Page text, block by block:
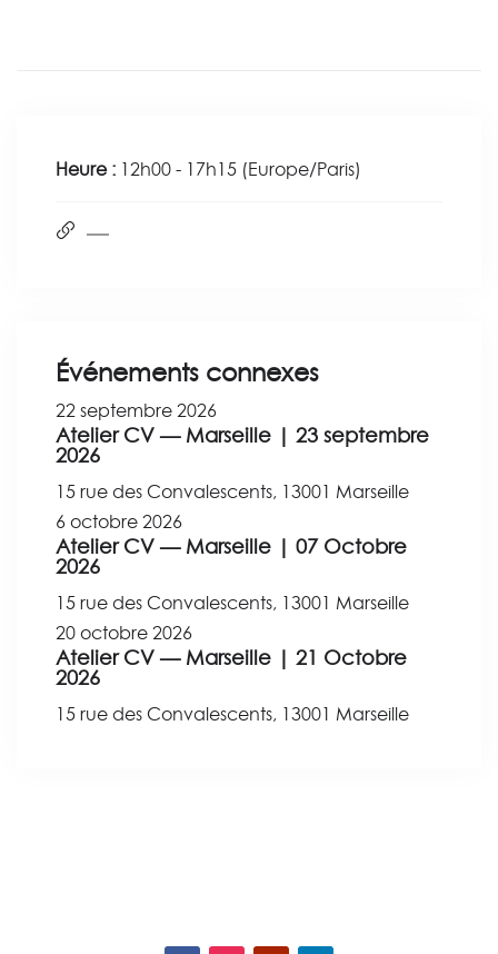
Heure : 12h00 - 17h15 (Europe/Paris)
Événements connexes
22 septembre 2026
Atelier CV — Marseille | 23 septembre
2026
15 rue des Convalescents, 13001 Marseille
6 octobre 2026
Atelier CV — Marseille | 07 Octobre
2026
15 rue des Convalescents, 13001 Marseille
20 octobre 2026
Atelier CV — Marseille | 21 Octobre
2026
15 rue des Convalescents, 13001 Marseille